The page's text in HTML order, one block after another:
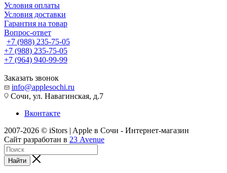
Условия оплаты
Условия доставки
Гарантия на товар
Вопрос-ответ
+7 (988) 235-75-05
+7 (988) 235-75-05
+7 (964) 940-99-99
Заказать звонок
info@applesochi.ru
Сочи, ул. Навагинская, д.7
Вконтакте
2007-2026 © iStors | Apple в Сочи - Интернет-магазин
Сайт разработан в 23 Avenue
Найти